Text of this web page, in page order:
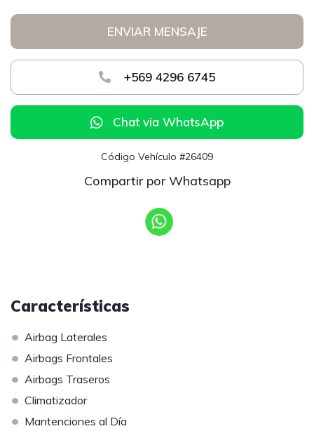
ENVIAR MENSAJE
+569 4296 6745
Chat via WhatsApp
Código Vehículo #26409
Compartir por Whatsapp
Características
• Airbag Laterales
• Airbags Frontales
• Airbags Traseros
• Climatizador
• Mantenciones al Día